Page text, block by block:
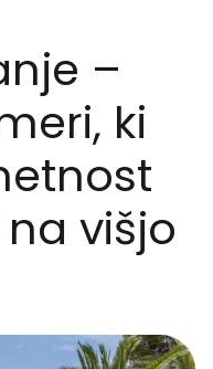
–
ki
višjo